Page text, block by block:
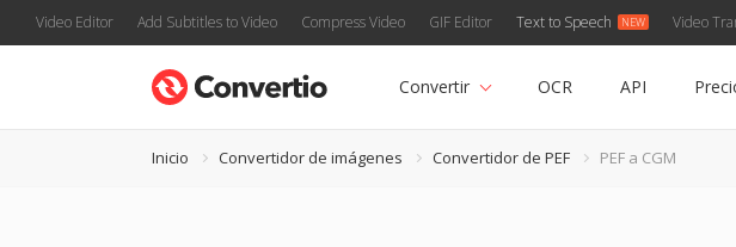
Video Editor Add Subtitles to Video Compress Video GIF Editor Text to Speech Video
Convertir OCR API
Inicio Convertidor de imágenes Convertidor de PEF PEF a CGM